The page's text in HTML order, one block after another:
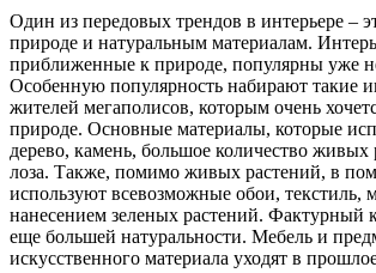
Один из передовых трендов в интерьере –
природе и натуральным материалам.
приближенные к природе, популярны уже
Особенную популярность набирают такие
жителей мегаполисов, которым очень
природе. Основные материалы, которые
дерево, камень, большое количество живых
лоза. Также, помимо живых растений, в
используют всевозможные обои, текстиль,
нанесением зеленых растений. Фактурный
еще большей натуральности. Мебель и
искусственного материала уходят в